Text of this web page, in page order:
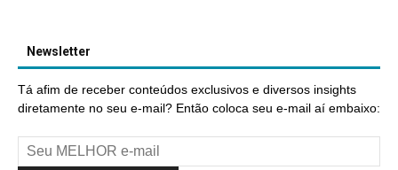
Newsletter
Tá afim de receber conteúdos exclusivos e diversos insights
diretamente no seu e-mail? Então coloca seu e-mail aí embaixo: